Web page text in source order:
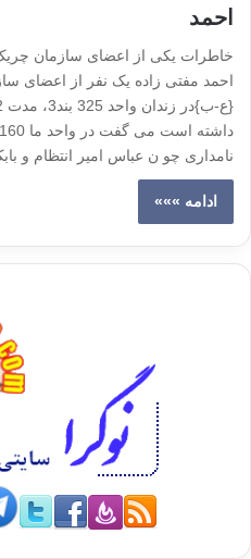
احمد
خاطرات یکی از اعضای سازمان
احمد مفتی زاده یک نفر از اعضای
نامداری چو ن عباس امیر انتظام و
ادامه »»»